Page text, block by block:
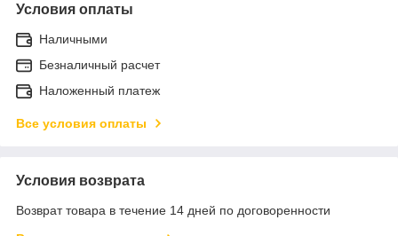
Условия оплаты
Наличными
Безналичный расчет
Наложенный платеж
Все условия оплаты
Условия возврата
Возврат товара в течение 14 дней по договоренности